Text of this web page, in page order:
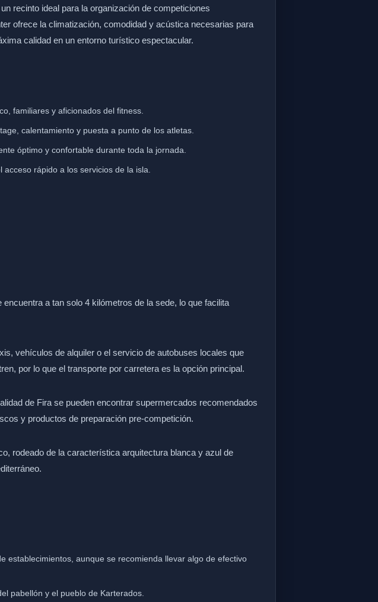
recinto ideal para la organización de competiciones
ofrece la climatización, comodidad y acústica necesarias para
calidad en un entorno turístico espectacular.
familiares y aficionados del fitness.
calentamiento y puesta a punto de los atletas.
óptimo y confortable durante toda la jornada.
rápido a los servicios de la isla.
a tan solo 4 kilómetros de la sede, lo que facilita
vehículos de alquiler o el servicio de autobuses locales que
por lo que el transporte por carretera es la opción principal.
de Fira se pueden encontrar supermercados recomendados
y productos de preparación pre-competición.
rodeado de la característica arquitectura blanca y azul de
establecimientos, aunque se recomienda llevar algo de efectivo
pabellón y el pueblo de Karterados.